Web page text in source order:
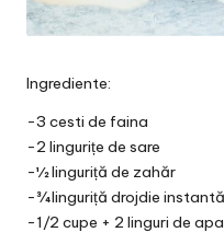
Ingrediente:
-3 cesti de faina
-2 lingurițe de sare
-½ linguriță de zahăr
-¾ linguriță drojdie instantă
-1/2 cupe + 2 linguri de